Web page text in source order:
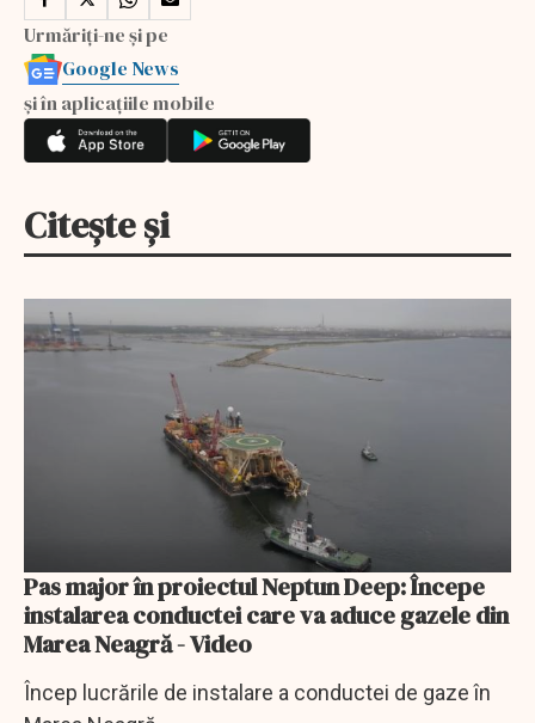
Urmăriți-ne și pe
Google News
și în aplicațiile mobile
Citește și
Pas major în proiectul Neptun Deep: Începe
instalarea conductei care va aduce gazele din
Marea Neagră - Video
Încep lucrările de instalare a conductei de gaze în